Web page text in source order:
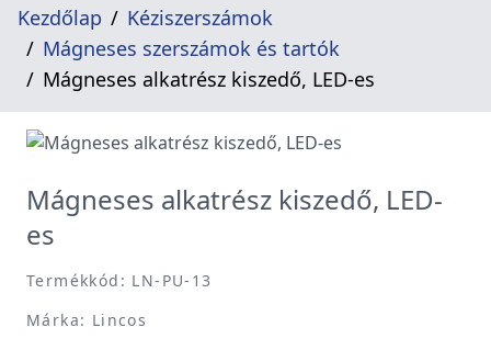
Kezdőlap
Kéziszerszámok
Mágneses szerszámok és tartók
Mágneses alkatrész kiszedő, LED-es
Mágneses alkatrész kiszedő, LED-
es
Termékkód: LN-PU-13
Márka: Lincos